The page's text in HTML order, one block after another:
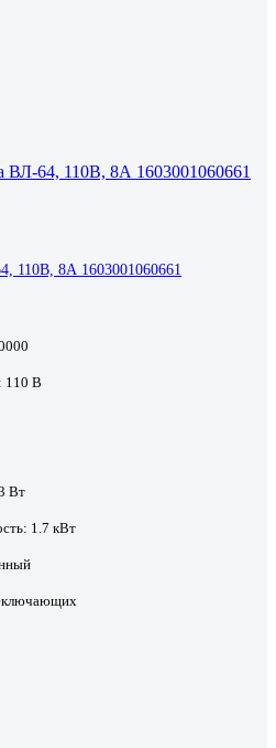
110В, 8А 1603001060661
110 В
Вт
1.7 кВт